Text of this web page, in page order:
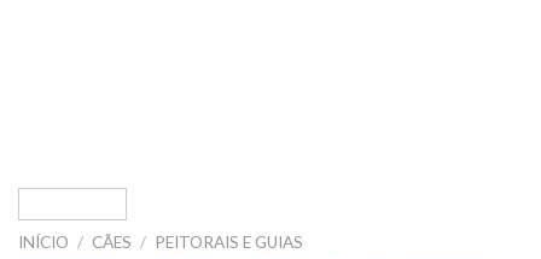
INÍCIO / CÃES / PEITORAIS E GUIAS